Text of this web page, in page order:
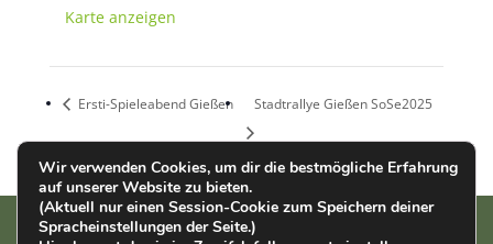
Karte anzeigen
Ersti-Spieleabend Gießen Stadtrallye Gießen SoSe2025
Wir verwenden Cookies, um dir die bestmögliche Erfahrung
auf unserer Website zu bieten.
(Aktuell nur einen Session-Cookie zum Speichern deiner
Spracheinstellungen der Seite.)